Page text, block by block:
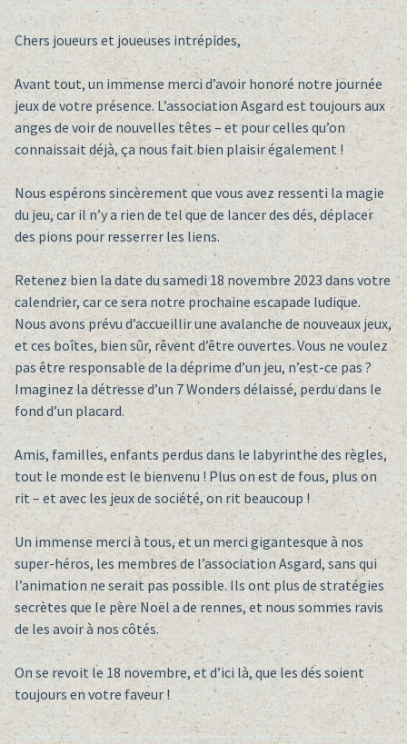
Chers joueurs et joueuses intrépides,
Avant tout, un immense merci d’avoir honoré notre journée
jeux de votre présence. L’association Asgard est toujours aux
anges de voir de nouvelles têtes – et pour celles qu’on
connaissait déjà, ça nous fait bien plaisir également !
Nous espérons sincèrement que vous avez ressenti la magie
du jeu, car il n’y a rien de tel que de lancer des dés, déplacer
des pions pour resserrer les liens.
Retenez bien la date du samedi 18 novembre 2023 dans votre
calendrier, car ce sera notre prochaine escapade ludique.
Nous avons prévu d’accueillir une avalanche de nouveaux jeux,
et ces boîtes, bien sûr, rêvent d’être ouvertes. Vous ne voulez
pas être responsable de la déprime d’un jeu, n’est-ce pas ?
Imaginez la détresse d’un 7 Wonders délaissé, perdu dans le
fond d’un placard.
Amis, familles, enfants perdus dans le labyrinthe des règles,
tout le monde est le bienvenu ! Plus on est de fous, plus on
rit – et avec les jeux de société, on rit beaucoup !
Un immense merci à tous, et un merci gigantesque à nos
super-héros, les membres de l’association Asgard, sans qui
l’animation ne serait pas possible. Ils ont plus de stratégies
secrètes que le père Noël a de rennes, et nous sommes ravis
de les avoir à nos côtés.
On se revoit le 18 novembre, et d’ici là, que les dés soient
toujours en votre faveur !